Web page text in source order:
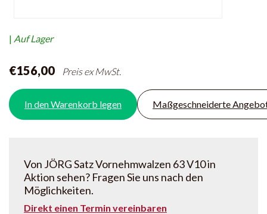
| Auf Lager
€156,00 Preis ex MwSt.
In den Warenkorb legen Maßgeschneiderte
Von JÖRG Satz Vornehmwalzen 63 V10 in
Aktion sehen? Fragen Sie uns nach den
Möglichkeiten.
Direkt einen Termin vereinbaren